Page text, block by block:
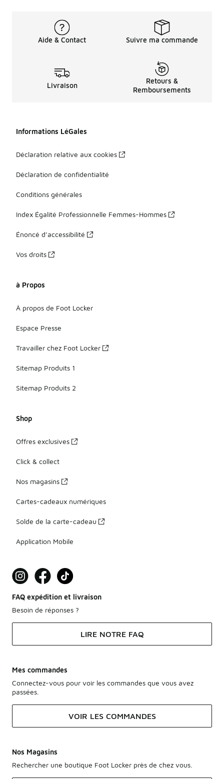
Aide & Contact Suivre ma commande
Livraison
Retours &
Remboursements
Informations LéGales
Déclaration relative aux cookies
Déclaration de confidentialité
Conditions générales
Index Égalité Professionnelle Femmes-Hommes
Énoncé d’accessibilité
Vos droits
à Propos
À propos de Foot Locker
Espace Presse
Travailler chez Foot Locker
Sitemap Produits 1
Sitemap Produits 2
Shop
Offres exclusives
Click & collect
Nos magasins
Cartes-cadeaux numériques
Solde de la carte-cadeau
Application Mobile
FAQ expédition et livraison
Besoin de réponses ?
LIRE NOTRE FAQ
Mes commandes
Connectez-vous pour voir les commandes que vous avez
passées.
VOIR LES COMMANDES
Nos Magasins
Rechercher une boutique Foot Locker près de chez vous.